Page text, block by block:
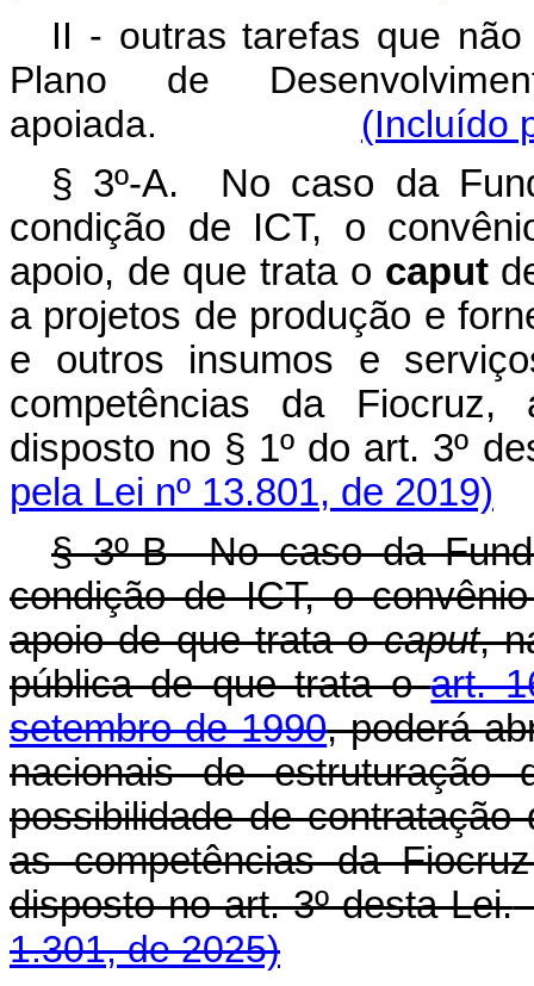
II - outras tarefas que
Plano de
apoiada. (Incluído
§ 3º-A. No caso da
condição de ICT, o
apoio, de que trata o caput
a projetos de produção e
e outros insumos e
competências da
disposto no § 1º do
pela Lei nº 13.801, de 2019)
§ 3º-B No caso da
condição de ICT, o
apoio de que trata ocaput,
pública de que trata oart.
setembro de 1990, poderá
nacionais de estruturação
possibilidade de
as competências da
disposto no art. 3º desta Lei.
1.301, de 2025)